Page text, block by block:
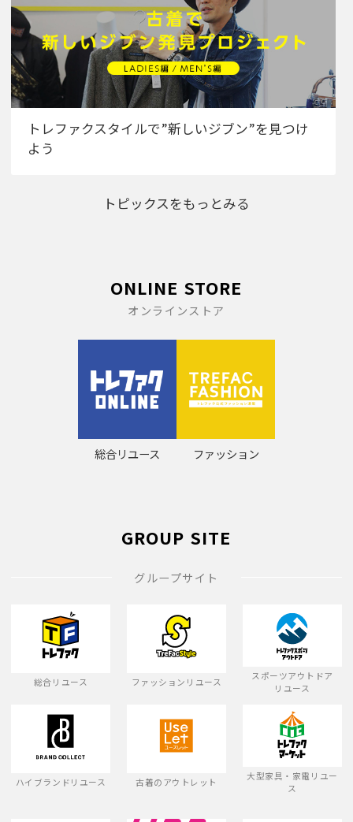
トレファクスタイルで”新しいジブン”を見つけ
よう
トピックスをもっとみる
ONLINE STORE
オンラインストア
総合リユース ファッション
GROUP SITE
グループサイト
総合リユース ファッションリユース
スポーツアウトドア
リユース
ハイブランドリユース 古着のアウトレット
大型家具・家電リユー
ス